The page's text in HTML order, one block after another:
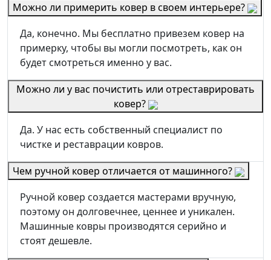
Можно ли примерить ковер в своем интерьере?
Да, конечно. Мы бесплатно привезем ковер на
примерку, чтобы вы могли посмотреть, как он
будет смотреться именно у вас.
Можно ли у вас почистить или отреставрировать
ковер?
Да. У нас есть собственный специалист по
чистке и реставрации ковров.
Чем ручной ковер отличается от машинного?
Ручной ковер создается мастерами вручную,
поэтому он долговечнее, ценнее и уникален.
Машинные ковры производятся серийно и
стоят дешевле.